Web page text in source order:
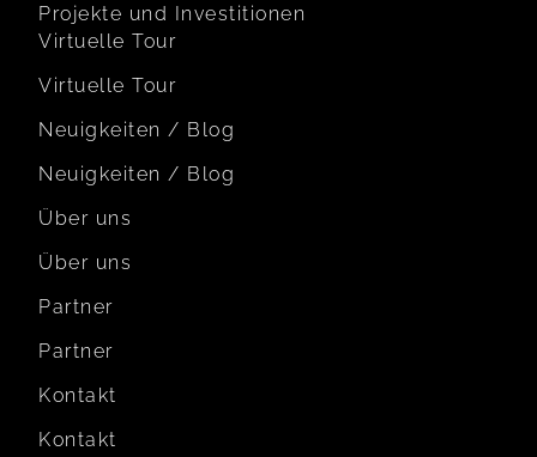
Projekte und Investitionen
Virtuelle Tour
Virtuelle Tour
Neuigkeiten / Blog
Neuigkeiten / Blog
Über uns
Über uns
Partner
Partner
Kontakt
Kontakt